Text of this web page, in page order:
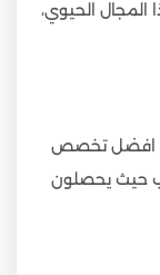
الحيوي،
افضل تخصص
حيث يحصلون